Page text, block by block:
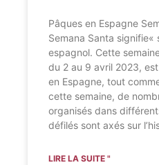
Pâques en Espagne
Semana Santa signifie«
espagnol. Cette
du 2 au 9 avril 2023,
en Espagne, tout
cette semaine, de
organisés dans
défilés sont axés sur
LIRE LA SUITE "